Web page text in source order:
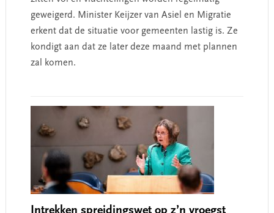
geweigerd. Minister Keijzer van Asiel en Migratie
erkent dat de situatie voor gemeenten lastig is. Ze
kondigt aan dat ze later deze maand met plannen
zal komen.
Intrekken spreidingswet op z’n vroegst